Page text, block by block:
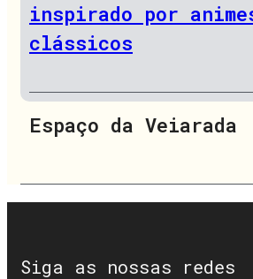
inspirado por
clássicos
Espaço da Veiarada
Siga as nossas redes